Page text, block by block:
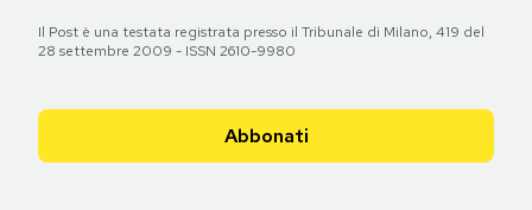
Il Post è una testata registrata presso il Tribunale di Milano, 419 del
28 settembre 2009 - ISSN 2610-9980
Abbonati